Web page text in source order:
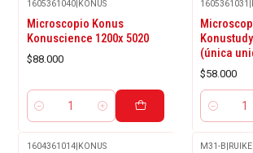
1605361040|KONUS
Microscopio Konus
Konuscience 1200x 5020
$88.000
Cantidad
1605361031 |
(única
$58.000
Cantidad
1604361014| KONUS M31-B RUIKE